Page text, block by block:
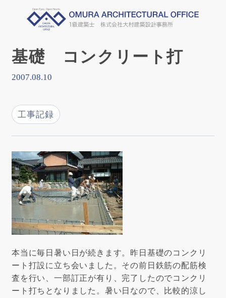
基礎 コンクリート打
2007.08.10
工事記録
本当に毎日暑い日が続きます。昨日基礎のコンクリ
ート打設に立ち会いました。その前日鉄筋の配筋検
査を行い、一部訂正が有り、完了したのでコンクリ
ート打ちとなりました。暑い日なので、比較的涼し